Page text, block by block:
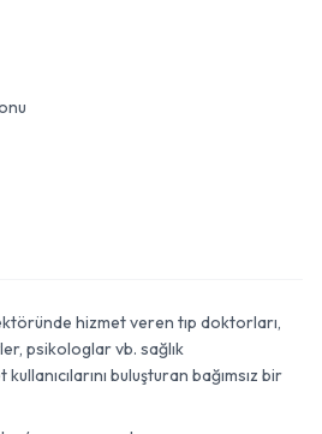
hizmet veren tıp doktorları,
psikologlar vb. sağlık
buluşturan bağımsız bir